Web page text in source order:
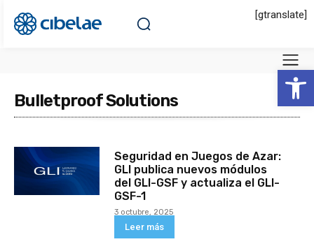
Abrir
[gtranslate]
Bulletproof Solutions
Seguridad en Juegos de Azar:
GLI publica nuevos módulos
del GLI-GSF y actualiza el GLI-
GSF-1
3 octubre, 2025
Leer más